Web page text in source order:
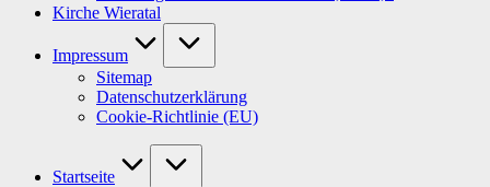
Kirche Wieratal
Impressum
Sitemap
Datenschutzerklärung
Cookie-Richtlinie (EU)
Startseite